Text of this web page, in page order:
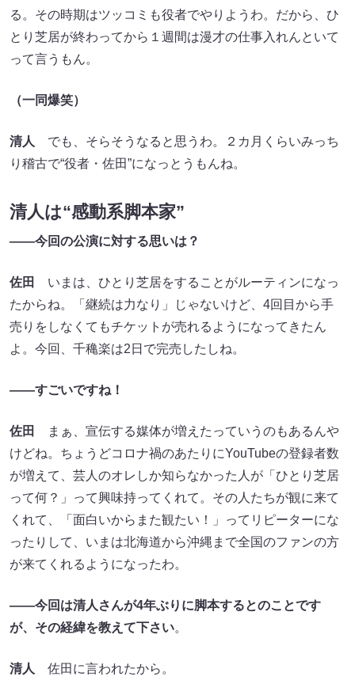
る。その時期はツッコミも役者でやりようわ。だから、ひ
とり芝居が終わってから１週間は漫才の仕事入れんといて
って言うもん。
（一同爆笑）
清人
でも、そらそうなると思うわ。２カ月くらいみっち
り稽古で“役者・佐田”になっとうもんね。
清人は“感動系脚本家”
――今回の公演に対する思いは？
佐田
いまは、ひとり芝居をすることがルーティンになっ
たからね。「継続は力なり」じゃないけど、4回目から手
売りをしなくてもチケットが売れるようになってきたん
よ。今回、千穐楽は2日で完売したしね。
――すごいですね！
佐田
まぁ、宣伝する媒体が増えたっていうのもあるんや
けどね。ちょうどコロナ禍のあたりにYouTubeの登録者数
が増えて、芸人のオレしか知らなかった人が「ひとり芝居
って何？」って興味持ってくれて。その人たちが観に来て
くれて、「面白いからまた観たい！」ってリピーターにな
ったりして、いまは北海道から沖縄まで全国のファンの方
が来てくれるようになったわ。
――今回は清人さんが4年ぶりに脚本するとのことです
が、その経緯を教えて下さい。
清人 佐田に言われたから。